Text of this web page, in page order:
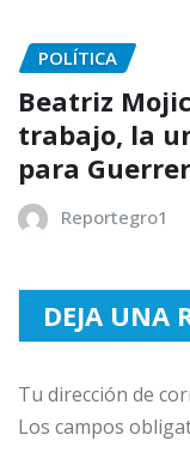
POLÍTICA
Beatriz
trabajo, la
para
Reportegro1
DEJA UNA
Tu dirección de
Los campos